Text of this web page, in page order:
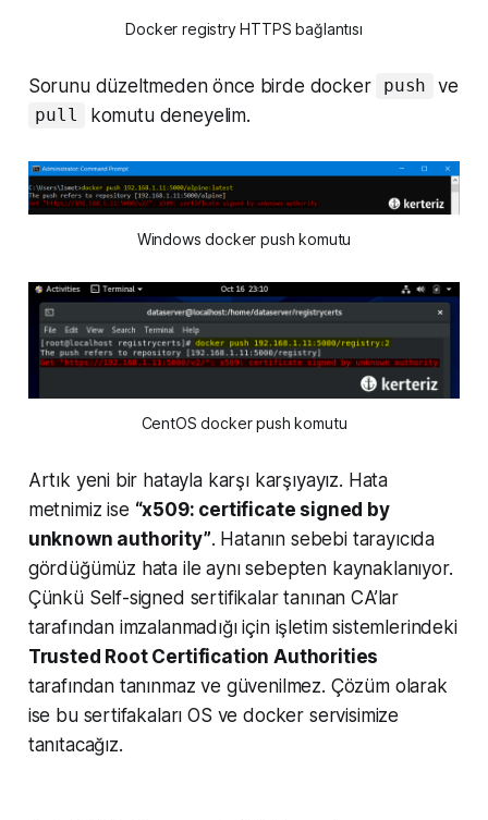
Docker registry HTTPS bağlantısı
Sorunu düzeltmeden önce birde docker push ve
pull komutu deneyelim.
Windows docker push komutu
CentOS docker push komutu
Artık yeni bir hatayla karşı karşıyayız. Hata
metnimiz ise “x509: certificate signed by
unknown authority”. Hatanın sebebi tarayıcıda
gördüğümüz hata ile aynı sebepten kaynaklanıyor.
Çünkü Self-signed sertifikalar tanınan CA’lar
tarafından imzalanmadığı için işletim sistemlerindeki
Trusted Root Certification Authorities
tarafından tanınmaz ve güvenilmez. Çözüm olarak
ise bu sertifakaları OS ve docker servisimize
tanıtacağız.